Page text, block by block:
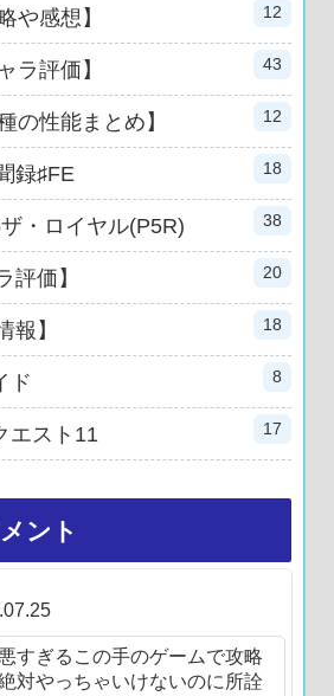
や感想】 12
ラ評価】 43
の性能まとめ】 12
録♯FE 18
・ロイヤル(P5R) 38
評価】 20
報】 18
ド 8
エスト11 17
ント
すぎるこの手のゲームで攻略
対やっちゃいけないのに所詮